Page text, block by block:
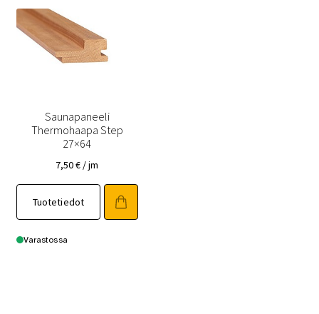
valinnat
tuotteen
sivulla.
Saunapaneeli
Thermohaapa Step
27×64
7,50€ / jm
Tuotetiedot
Tällä
tuotteella
on
useampi
Varastossa